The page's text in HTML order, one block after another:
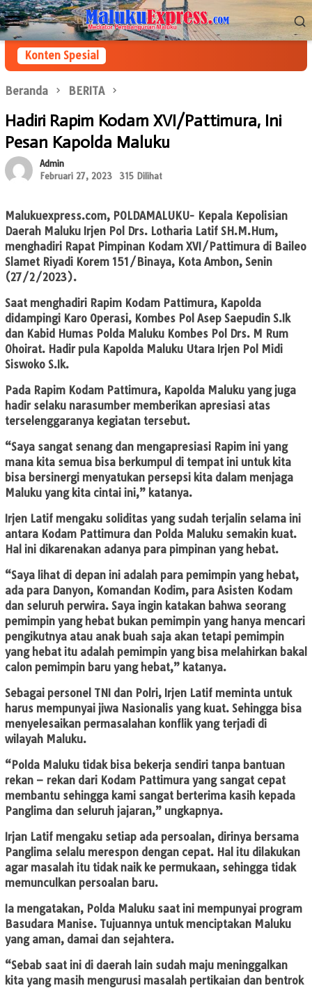
Loncat
ke
konten
Menu
Mobile
Konten Spesial
Beranda BERITA
Hadiri Rapim Kodam XVI/Pattimura, Ini
Pesan Kapolda Maluku
Admin
Februari 27, 2023
315 Dilihat
Malukuexpress.com, POLDAMALUKU- Kepala Kepolisian
Daerah Maluku Irjen Pol Drs. Lotharia Latif SH.M.Hum,
menghadiri Rapat Pimpinan Kodam XVI/Pattimura di Baileo
Slamet Riyadi Korem 151/Binaya, Kota Ambon, Senin
(27/2/2023).
Saat menghadiri Rapim Kodam Pattimura, Kapolda
didampingi Karo Operasi, Kombes Pol Asep Saepudin S.Ik
dan Kabid Humas Polda Maluku Kombes Pol Drs. M Rum
Ohoirat. Hadir pula Kapolda Maluku Utara Irjen Pol Midi
Siswoko S.Ik.
Pada Rapim Kodam Pattimura, Kapolda Maluku yang juga
hadir selaku narasumber memberikan apresiasi atas
terselenggaranya kegiatan tersebut.
“Saya sangat senang dan mengapresiasi Rapim ini yang
mana kita semua bisa berkumpul di tempat ini untuk kita
bisa bersinergi menyatukan persepsi kita dalam menjaga
Maluku yang kita cintai ini,” katanya.
Irjen Latif mengaku soliditas yang sudah terjalin selama ini
antara Kodam Pattimura dan Polda Maluku semakin kuat.
Hal ini dikarenakan adanya para pimpinan yang hebat.
“Saya lihat di depan ini adalah para pemimpin yang hebat,
ada para Danyon, Komandan Kodim, para Asisten Kodam
dan seluruh perwira. Saya ingin katakan bahwa seorang
pemimpin yang hebat bukan pemimpin yang hanya mencari
pengikutnya atau anak buah saja akan tetapi pemimpin
yang hebat itu adalah pemimpin yang bisa melahirkan bakal
calon pemimpin baru yang hebat,” katanya.
Sebagai personel TNI dan Polri, Irjen Latif meminta untuk
harus mempunyai jiwa Nasionalis yang kuat. Sehingga bisa
menyelesaikan permasalahan konflik yang terjadi di
wilayah Maluku.
“Polda Maluku tidak bisa bekerja sendiri tanpa bantuan
rekan – rekan dari Kodam Pattimura yang sangat cepat
membantu sehingga kami sangat berterima kasih kepada
Panglima dan seluruh jajaran,” ungkapnya.
Irjan Latif mengaku setiap ada persoalan, dirinya bersama
Panglima selalu merespon dengan cepat. Hal itu dilakukan
agar masalah itu tidak naik ke permukaan, sehingga tidak
memunculkan persoalan baru.
Ia mengatakan, Polda Maluku saat ini mempunyai program
Basudara Manise. Tujuannya untuk menciptakan Maluku
yang aman, damai dan sejahtera.
“Sebab saat ini di daerah lain sudah maju meninggalkan
kita yang masih mengurusi masalah pertikaian dan bentrok